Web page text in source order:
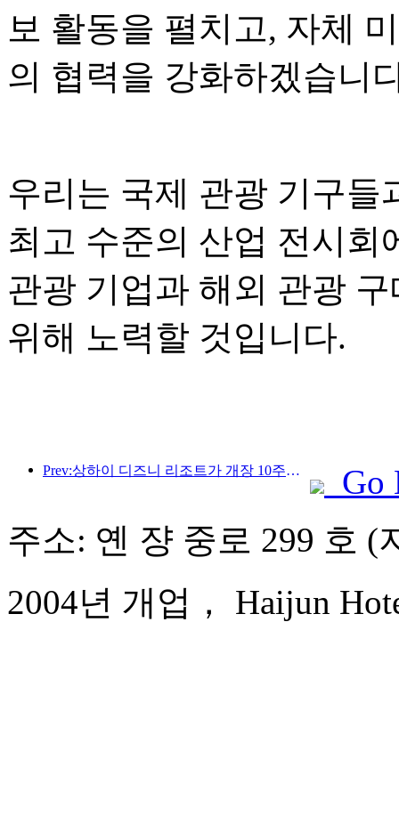
보 활동을 펼치고, 자체
의 협력을 강화하겠습니
우리는 국제 관광 기구들
최고 수준의 산업 전시회
관광 기업과 해외 관광
위해 노력할 것입니다.
Prev:상하이 디즈니 리조트가 개장 10주년을 맞이했으며, 현재까지 1억 명이 넘는 방문객을 맞이했습니다.
Go
주소: 옌 쟝 중로 299 호 (
2004년 개업， Haijun